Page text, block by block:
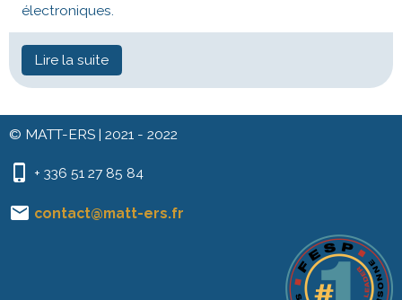
électroniques.
Lire la suite
© MATT-ERS | 2021 - 2022
+ 336 51 27 85 84
contact@matt-ers.fr